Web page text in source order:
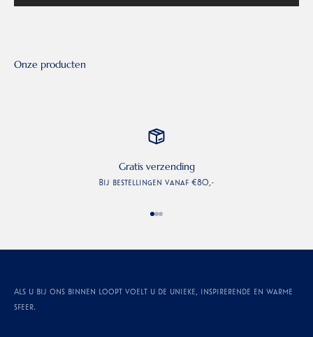
Gratis verzending
Bij bestellingen vanaf €80,-
Als u bij ons binnen loopt voelt u de unieke, inspirerende en warme
sfeer.